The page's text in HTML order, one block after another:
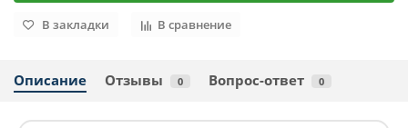
В закладки В сравнение
Описание Отзывы 0 Вопрос-ответ 0